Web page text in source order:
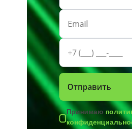
Принимаю